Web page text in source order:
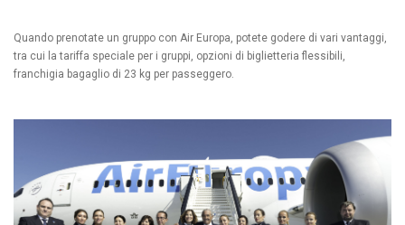
Quando prenotate un gruppo con Air Europa, potete godere di vari vantaggi,
tra cui la tariffa speciale per i gruppi, opzioni di biglietteria flessibili,
franchigia bagaglio di 23 kg per passeggero.